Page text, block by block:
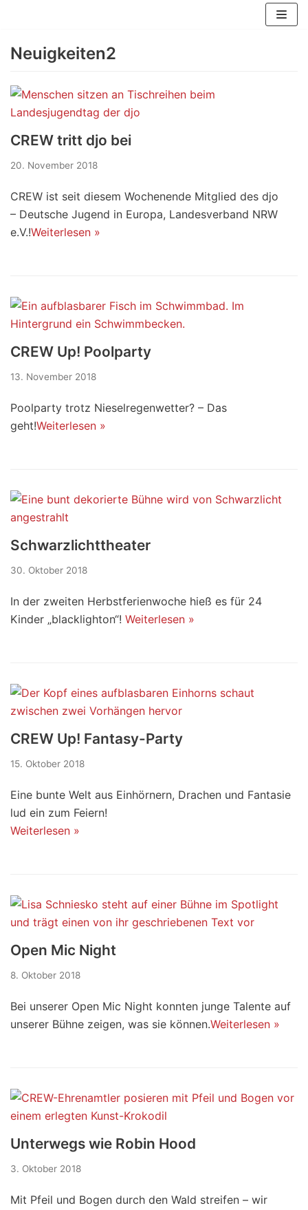
springen
Neuigkeiten2
CREW tritt djo bei
20. November 2018
CREW ist seit diesem Wochenende Mitglied des djo
– Deutsche Jugend in Europa, Landesverband NRW
e.V.!Weiterlesen »
CREW Up! Poolparty
13. November 2018
Poolparty trotz Nieselregenwetter? – Das
geht!Weiterlesen »
Schwarzlichttheater
30. Oktober 2018
In der zweiten Herbstferienwoche hieß es für 24
Kinder „blacklighton“! Weiterlesen »
CREW Up! Fantasy-Party
15. Oktober 2018
Eine bunte Welt aus Einhörnern, Drachen und Fantasie
lud ein zum Feiern!
Weiterlesen »
Open Mic Night
8. Oktober 2018
Bei unserer Open Mic Night konnten junge Talente auf
unserer Bühne zeigen, was sie können.Weiterlesen »
Unterwegs wie Robin Hood
3. Oktober 2018
Mit Pfeil und Bogen durch den Wald streifen – wir